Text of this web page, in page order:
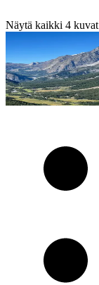
Näytä kaikki 4 kuvat